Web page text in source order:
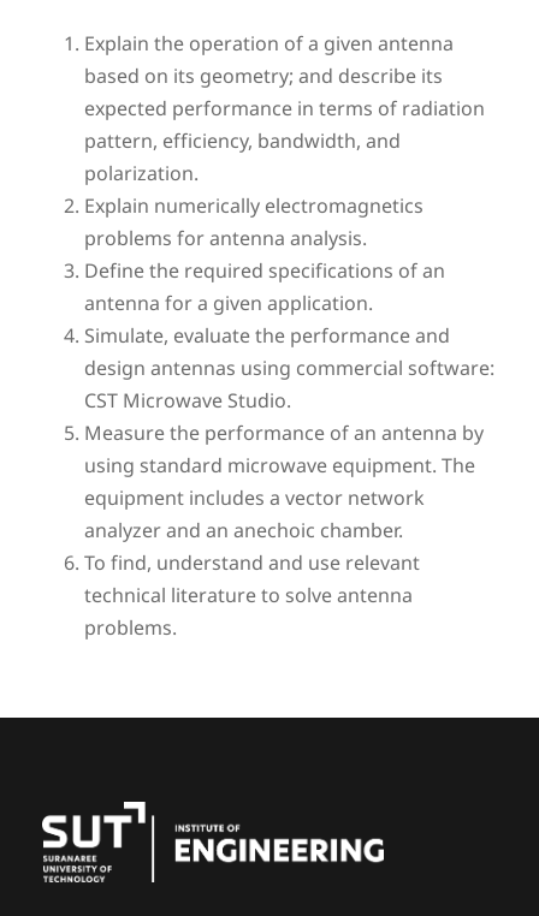
Explain the operation of a given antenna
based on its geometry; and describe its
expected performance in terms of radiation
pattern, efficiency, bandwidth, and
polarization.
Explain numerically electromagnetics
problems for antenna analysis.
Define the required specifications of an
antenna for a given application.
Simulate, evaluate the performance and
design antennas using commercial software:
CST Microwave Studio.
Measure the performance of an antenna by
using standard microwave equipment. The
equipment includes a vector network
analyzer and an anechoic chamber.
To find, understand and use relevant
technical literature to solve antenna
problems.